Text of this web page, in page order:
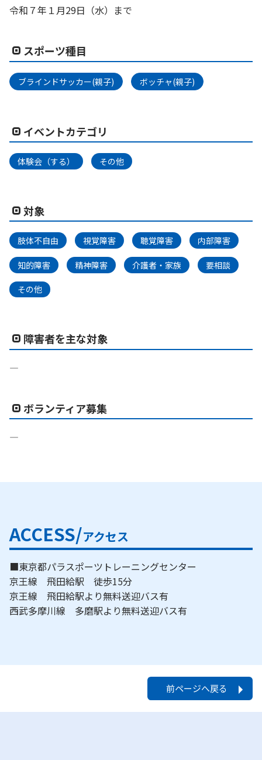
令和７年１月29日（水）まで
スポーツ種目
ブラインドサッカー(親子) ボッチャ(親子)
イベントカテゴリ
体験会（する） その他
対象
肢体不自由 視覚障害 聴覚障害 内部障害
知的障害 精神障害 介護者・家族 要相談
その他
障害者を主な対象
―
ボランティア募集
―
ACCESS/アクセス
■東京都パラスポーツトレーニングセンター
京王線 飛田給駅 徒歩15分
京王線 飛田給駅より無料送迎バス有
西武多摩川線 多磨駅より無料送迎バス有
前ページへ戻る